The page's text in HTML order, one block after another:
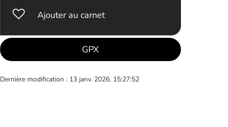
Ajouter au carnet
GPX
Dernière modification : 13 janv. 2026, 15:27:52